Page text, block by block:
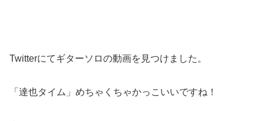
Twitterにてギターソロの動画を見つけました。
「達也タイム」めちゃくちゃかっこいいですね！